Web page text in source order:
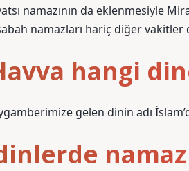
namazının da eklenmesiyle
namazları hariç diğer vakitler
hangi
gelen dinin adı
namaz